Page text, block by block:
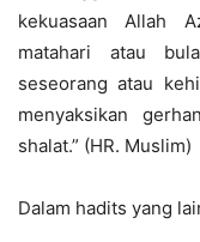
kekuasaan Allah
matahari atau
seseorang atau
menyaksikan
shalat.” (HR. Muslim)
Dalam hadits yang